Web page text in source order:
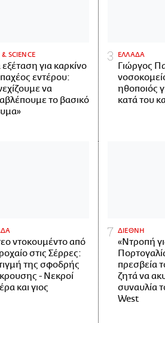
& SCIENCE
για καρκίνο
εντέρου:
να
το βασικό
ΕΛΛΑΔΑ
Γιώργος
ηθοποιός
κατά του
ντοκουμέντο από
στις Σέρρες:
της σφοδρής
- Νεκροί
και γιος
ΔΙΕΘΝΗ
«Ντροπή
πρεσβεία
ζητά να
συναυλία
West